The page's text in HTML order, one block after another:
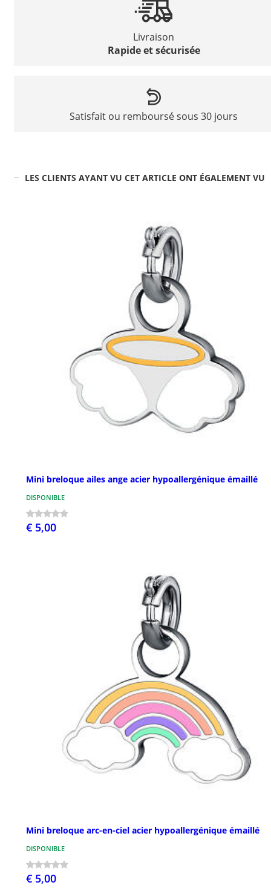
Livraison
Rapide et sécurisée
Satisfait ou remboursé sous 30 jours
LES CLIENTS AYANT VU CET ARTICLE ONT ÉGALEMENT VU
Mini breloque ailes ange acier hypoallergénique émaillé
DISPONIBLE
€ 5,00
Mini breloque arc-en-ciel acier hypoallergénique émaillé
DISPONIBLE
€ 5,00